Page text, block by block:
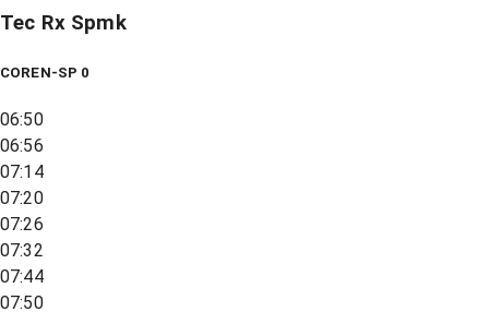
Tec Rx Spmk
COREN-SP 0
06:50
06:56
07:14
07:20
07:26
07:32
07:44
07:50